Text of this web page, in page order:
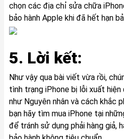
chọn các địa chỉ sửa chữa
bảo hành Apple khi đã hết hạn
5. Lời kết:
Như vậy qua bài viết vừa rồi,
tình trạng iPhone bị lỗi xuất
như Nguyên nhân và cách khắc
bạn hãy tìm mua iPhone tại
để tránh sử dụng phải hàng giả,